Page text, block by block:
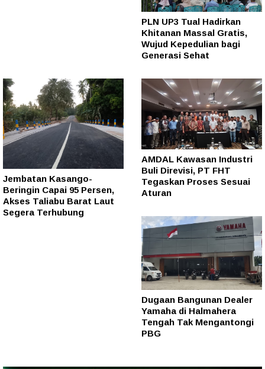
PLN UP3 Tual Hadirkan
Khitanan Massal Gratis,
Wujud Kepedulian bagi
Generasi Sehat
Jembatan Kasango-
Beringin Capai 95 Persen,
Akses Taliabu Barat Laut
Segera Terhubung
AMDAL Kawasan Industri
Buli Direvisi, PT FHT
Tegaskan Proses Sesuai
Aturan
Dugaan Bangunan Dealer
Yamaha di Halmahera
Tengah Tak Mengantongi
PBG